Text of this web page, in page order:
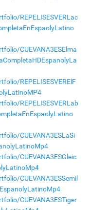
REPELISESVERLac
CUEVANA3ESElma
REPELISESVERElF
REPELISESVERLab
CUEVANA3ESLaSi
CUEVANA3ESGleic
CUEVANA3ESSemil
CUEVANA3ESTiger